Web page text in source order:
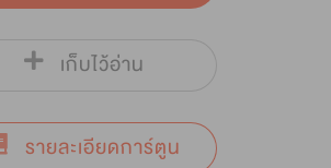
เก็บไว้อ่าน
รายละเอียดการ์ตูน